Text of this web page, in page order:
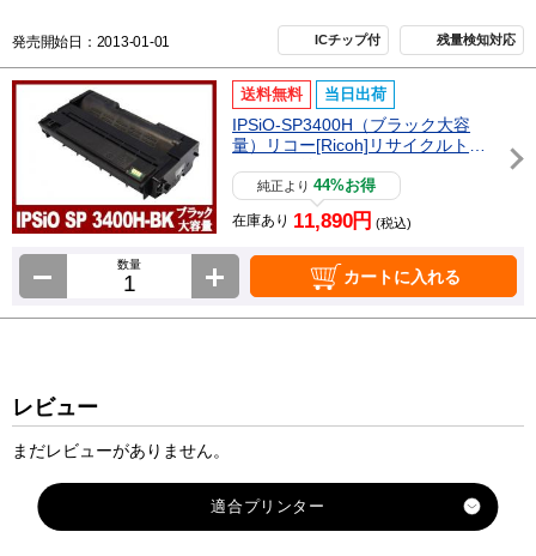
発売開始日：2013-01-01 ICチップ付 残量検知対応
送料無料 当日出荷
IPSiO-SP3400H（ブラック大容
量）リコー[Ricoh]リサイクルトナ
純正より44%お得
在庫あり 11,890円 (税込)
数量
カートに入れる
レビュー
まだレビューがありません。